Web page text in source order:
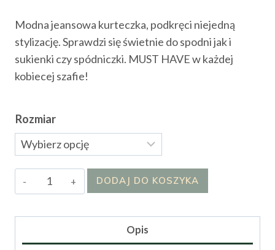
wynosiła:
199.00 zł.
wynosi:
159.00 zł.
Modna jeansowa kurteczka, podkręci niejedną
stylizację. Sprawdzi się świetnie do spodni jak i
sukienki czy spódniczki. MUST HAVE w każdej
kobiecej szafie!
Rozmiar
ilość
Kurtka
DODAJ DO KOSZYKA
Opis